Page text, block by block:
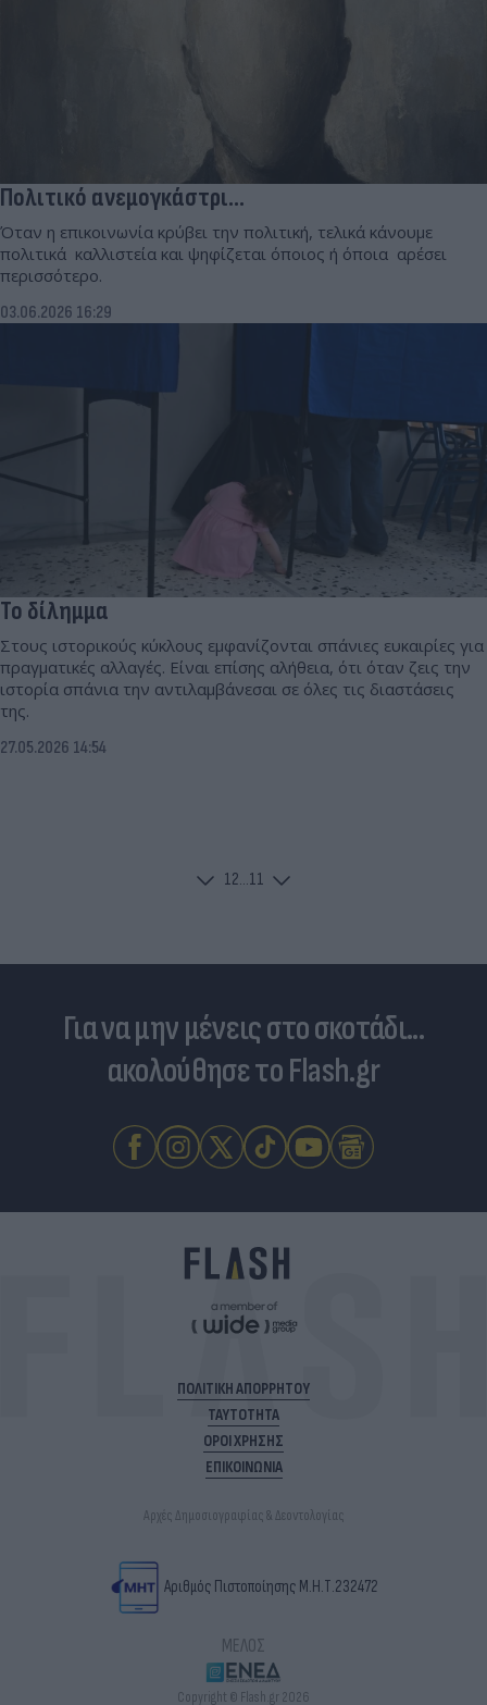
Πολιτικό ανεμογκάστρι…
Όταν η επικοινωνία κρύβει την πολιτική, τελικά κάνουμε
πολιτικά καλλιστεία και ψηφίζεται όποιος ή όποια αρέσει
περισσότερο.
03.06.2026 16:29
Το δίλημμα
Στους ιστορικούς κύκλους εμφανίζονται σπάνιες ευκαιρίες για
πραγματικές αλλαγές. Είναι επίσης αλήθεια, ότι όταν ζεις την
ιστορία σπάνια την αντιλαμβάνεσαι σε όλες τις διαστάσεις
της.
27.05.2026 14:54
12...11
Για να μην μένεις στο σκοτάδι...
ακολούθησε το Flash.gr
ΠΟΛΙΤΙΚΗ ΑΠΟΡΡΗΤΟΥ
ΤΑΥΤΟΤΗΤΑ
ΟΡΟΙ ΧΡΗΣΗΣ
ΕΠΙΚΟΙΝΩΝΙΑ
Αρχές Δημοσιογραφίας & Δεοντολογίας
Αριθμός Πιστοποίησης Μ.Η.Τ.232472
ΜΕΛΟΣ
Copyright © Flash.gr 2026